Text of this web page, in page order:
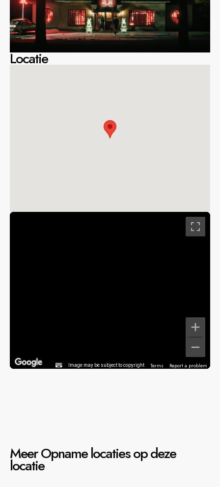
Locatie
Image may be subject to copyright Terms Report a problem
Meer Opname locaties op deze
locatie